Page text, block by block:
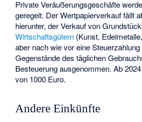
Private Veräußerungsgeschäfte
geregelt. Der Wertpapierverkauf fällt
hierunter, der Verkauf von
Wirtschaftsgütern (Kunst,
aber nach wie vor eine
Gegenstände des täglichen
Besteuerung ausgenommen. Ab
von 1000 Euro.
Andere Einkünfte